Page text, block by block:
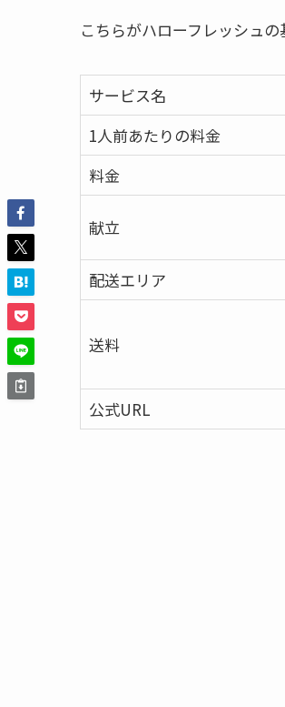
こちらがハローフレッシュの
サービス名
1人前あたりの料金
料金
献立
配送エリア
送料
公式URL